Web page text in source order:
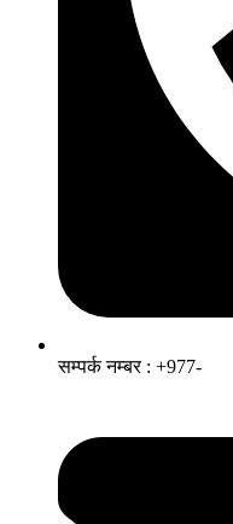
सम्पर्क नम्बर : +977-